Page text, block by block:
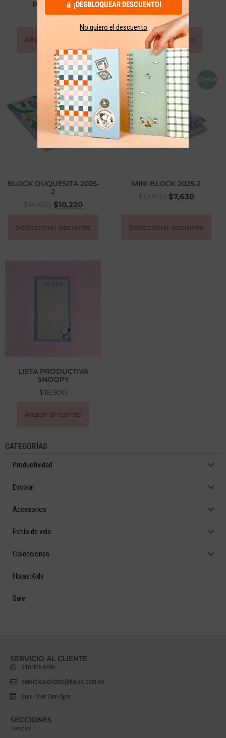
CATEGORÍAS
Productividad
Escolar
Accesorios
Estilo de vida
Colecciones
Hojas Kids
Sale
PRINCIPITO
16,900
Añadir al carrito
JAIPUR
$16,900
Añadir al carrito
¡Oferta!
BLOCK DUQUESITA 2025-
2
$14,600 $10,220
Seleccionar opciones
¡Oferta!
MINI BLOCK 2025-2
$10,900 $7,630
Seleccionar opciones
LISTA PRODUCTIVA
SNOOPY
$16,900
Añadir al carrito
SECCIONES
Tiendas
SERVICIO AL CLIENTE
310 426 6285
servicioalcliente@hojas.com.co
Lun - Vier 7am-5pm
¡DESBLOQUEAR DESCUENTO!
No quiero el descuento